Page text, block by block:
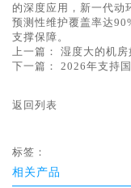
的深度应用，新一代动
预测性维护覆盖率达
支撑保障。
上一篇： 湿度大的机
下一篇： 2026年支持
返回列表
标签：
相关产品